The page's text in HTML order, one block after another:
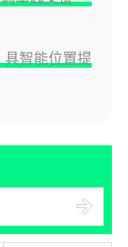
智能位置提